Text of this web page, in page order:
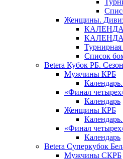
Женщины.
Турнирная
Список
Betera Кубок РБ.
Мужчины КРБ
«Финал
Календарь
Женщины КРБ
«Финал
Календарь
Betera Суперкубок
Мужчины СКРБ